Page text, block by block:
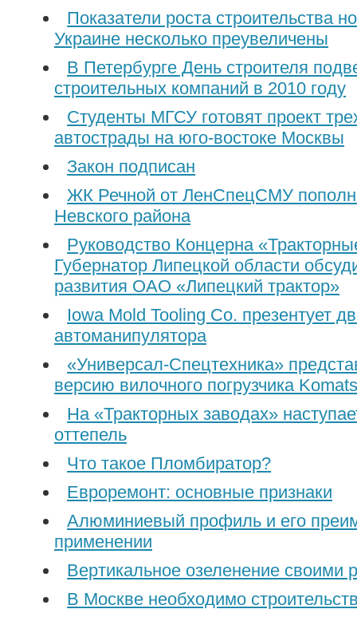
Показатели роста строительства
Украине несколько преувеличены
В Петербурге День строителя
строительных компаний в 2010 году
Студенты МГСУ готовят проект
автострады на юго-востоке Москвы
Закон подписан
ЖК Речной от ЛенСпецСМУ
Невского района
Руководство Концерна
Губернатор Липецкой области
развития ОАО «Липецкий трактор»
Iowa Mold Tooling Co. презентует
автоманипулятора
«Универсал-Спецтехника»
версию вилочного погрузчика
На «Тракторных заводах»
оттепель
Что такое Пломбиратор?
Евроремонт: основные признаки
Алюминиевый профиль и его
применении
Вертикальное озеленение своими
В Москве необходимо